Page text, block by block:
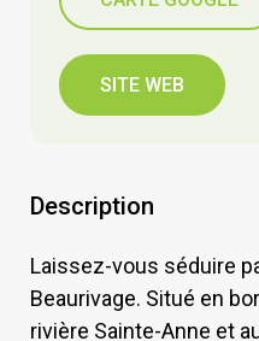
SITE WEB
Description
Laissez-vous séduire
Beaurivage. Situé en
rivière Sainte-Anne et